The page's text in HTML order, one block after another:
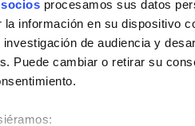
procesamos sus datos
información en su dispositivo
de audiencia y
Puede cambiar o retirar su